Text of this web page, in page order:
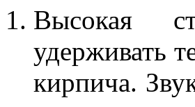
Высокая
удерживать
кирпича.